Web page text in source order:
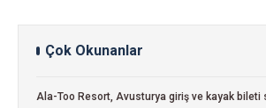
Çok Okunanlar
Ala-Too Resort, Avusturya giriş ve kayak